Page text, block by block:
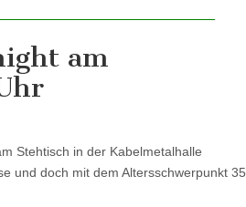
am
Stehtisch in der Kabelmetalhalle
und doch mit dem Altersschwerpunkt 35